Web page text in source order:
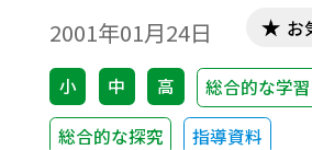
ヘンリー・ウォルター・ベ
1892）と知り合いになり，親
二人で南アメリカへの採集旅
た。
2001年01月24日
小 中 高
総合的な学習
総合的な探究
指導資料
お